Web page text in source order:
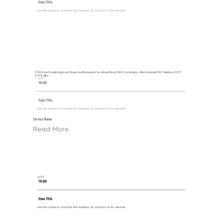
Item Title
Use this space to promote the business, its products or its services.
Jul 03
14:00
Item Title
Use this space to promote the business, its products or its services.
Jul 03
14:00
Item Title
Use this space to promote the business, its products or its services.
Service Name
Read More
© 2026 por Escalar Negócios | Museu dos Brinquedos• Av. Afonso Pena, 2564, Funcionários - Belo Horizonte/MG • Telefone: +55 31
97170-1480